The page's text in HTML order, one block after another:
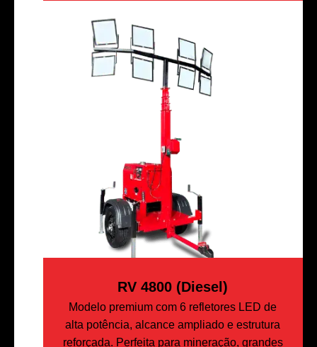
RV 4800 (Diesel)
Modelo premium com 6 refletores LED de
alta potência, alcance ampliado e estrutura
reforçada. Perfeita para mineração, grandes